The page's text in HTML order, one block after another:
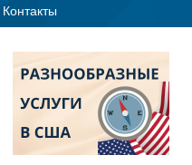
Контакты